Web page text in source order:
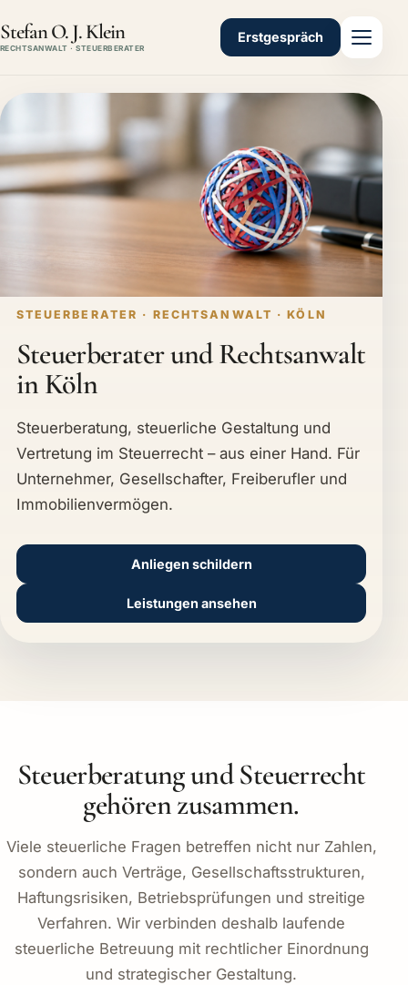
Stefan O. J. Klein
RECHTSANWALT · STEUERBERATER
Erstgespräch
STEUERBERATER · RECHTSANWALT · KÖLN
Steuerberater und Rechtsanwalt
in Köln
Steuerberatung, steuerliche Gestaltung und
Vertretung im Steuerrecht – aus einer Hand. Für
Unternehmer, Gesellschafter, Freiberufler und
Immobilienvermögen.
Anliegen schildern
Leistungen ansehen
Steuerberatung und Steuerrecht
gehören zusammen.
Viele steuerliche Fragen betreffen nicht nur Zahlen,
sondern auch Verträge, Gesellschaftsstrukturen,
Haftungsrisiken, Betriebsprüfungen und streitige
Verfahren. Wir verbinden deshalb laufende
steuerliche Betreuung mit rechtlicher Einordnung
und strategischer Gestaltung.